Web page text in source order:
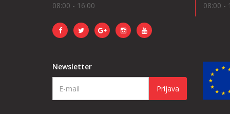
08:00 - 16:00
08:00 -
Newsletter
Prijava